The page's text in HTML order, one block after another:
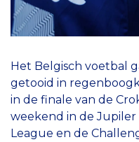
Het Belgisch voetbal
getooid in
in de finale van de
weekend in de
League en de